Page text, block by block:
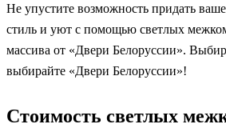
Не упустите возможность придать
стиль и уют с помощью светлых
массива от «Двери Белоруссии».
выбирайте «Двери Белоруссии»!
Стоимость светлых